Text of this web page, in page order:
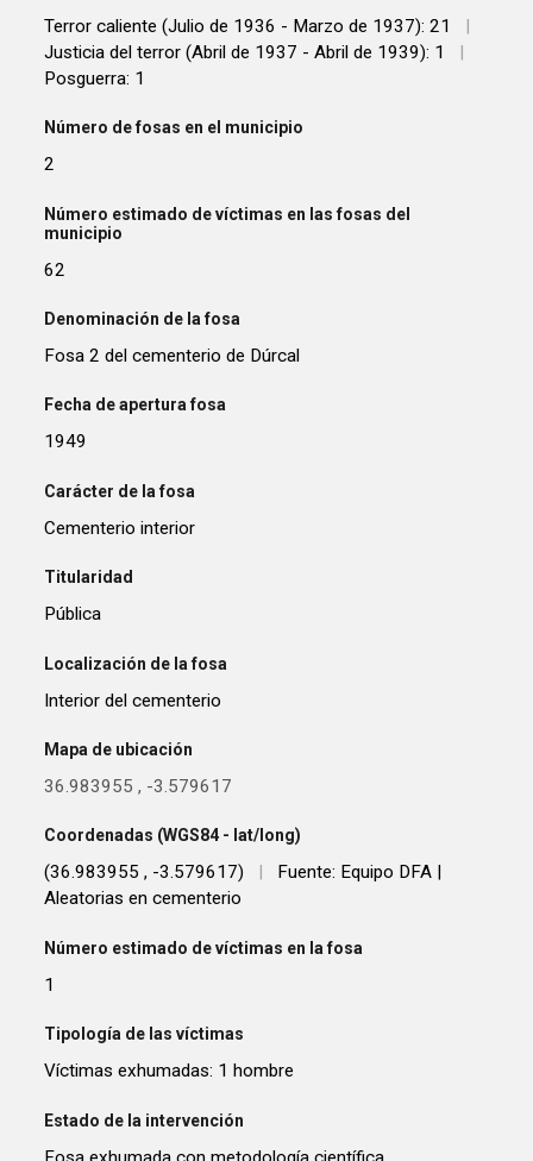
Terror caliente (Julio de 1936 - Marzo de 1937): 21
|
Justicia del terror (Abril de 1937 - Abril de 1939): 1
|
Posguerra: 1
Número de fosas en el municipio
2
Número estimado de víctimas en las fosas del
municipio
62
Denominación de la fosa
Fosa 2 del cementerio de Dúrcal
Fecha de apertura fosa
1949
Carácter de la fosa
Cementerio interior
Titularidad
Pública
Localización de la fosa
Interior del cementerio
Mapa de ubicación
36.983955 , -3.579617
Coordenadas (WGS84 - lat/long)
(36.983955 , -3.579617)
Fuente: Equipo DFA |
Aleatorias en cementerio
Número estimado de víctimas en la fosa
1
Tipología de las víctimas
Víctimas exhumadas: 1 hombre
Estado de la intervención